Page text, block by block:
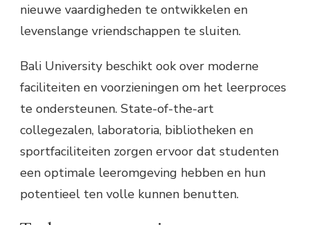
nieuwe vaardigheden te ontwikkelen en
levenslange vriendschappen te sluiten.
Bali University beschikt ook over moderne
faciliteiten en voorzieningen om het leerproces
te ondersteunen. State-of-the-art
collegezalen, laboratoria, bibliotheken en
sportfaciliteiten zorgen ervoor dat studenten
een optimale leeromgeving hebben en hun
potentieel ten volle kunnen benutten.